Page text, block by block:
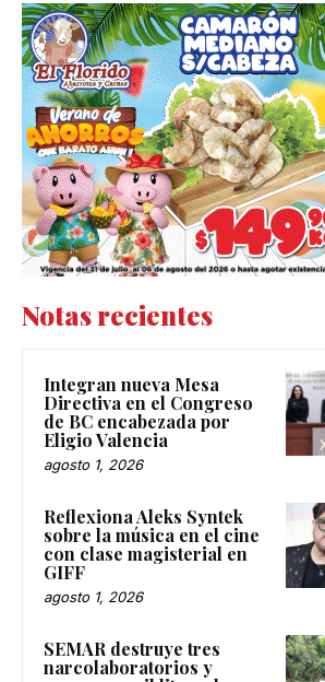
Notas recientes
Integran nueva Mesa
Directiva en el Congreso
de BC encabezada por
Eligio Valencia
agosto 1, 2026
Reflexiona Aleks Syntek
sobre la música en el cine
con clase magisterial en
GIFF
agosto 1, 2026
SEMAR destruye tres
narcolaboratorios y